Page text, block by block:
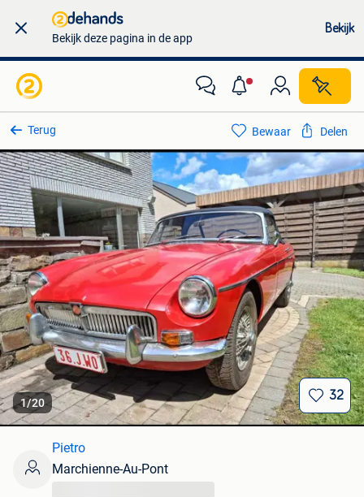
Bekijk deze pagina in de app
Bekijk
Terug
1/20
32
Bewaar Delen
Pietro
Marchienne-Au-Pont